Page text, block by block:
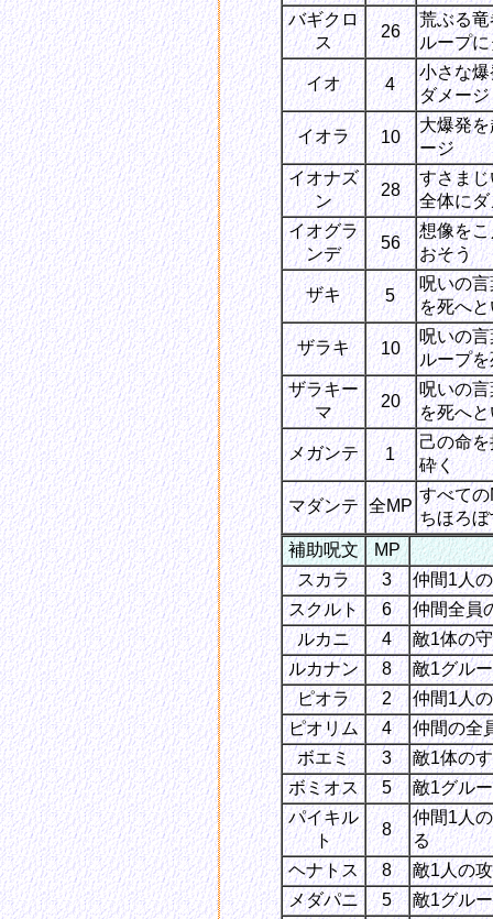
バギクロ
ス
26
荒ぶる
ループ
イオ 4
小さな
ダメージ
イオラ 10
大爆発
ージ
イオナズ
ン
28
すさま
全体に
イオグラ
ンデ
56
想像を
おそう
ザキ 5
呪いの
を死へ
ザラキ 10
呪いの
ループ
ザラキー
マ
20
呪いの
を死へ
メガンテ 1
己の命
砕く
マダンテ 全MP
すべて
ちほろ
補助呪文
MP
スカラ
3
仲間1人
スクルト
6
仲間全員
ルカニ
4
敵1体の
ルカナン
8
敵1グル
ピオラ
2
仲間1人
ピオリム
4
仲間の全
ボエミ
3
敵1体の
ボミオス
5
敵1グル
パイキル
ト
8
仲間1人
る
ヘナトス
8
敵1人の
メダパニ
5
敵1グル